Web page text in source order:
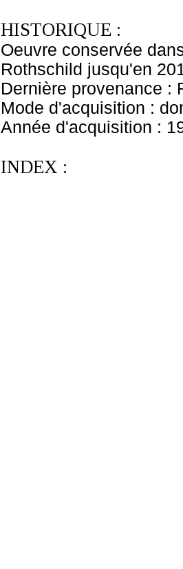
HISTORIQUE :
Oeuvre conservée
Rothschild jusqu'en
Dernière provenance :
Mode d'acquisition :
Année d'acquisition :
INDEX :